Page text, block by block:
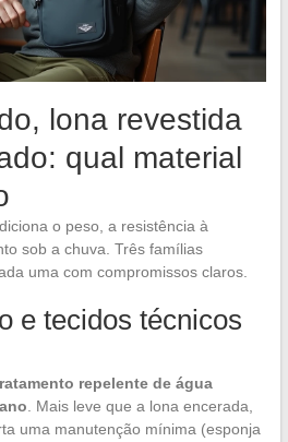
lona revestida
qual material
o peso, a resistência à
sob a chuva. Três famílias
uma com compromissos claros.
e tecidos técnicos
repelente de água
. Mais leve que a lona encerada,
uma manutenção mínima (esponja